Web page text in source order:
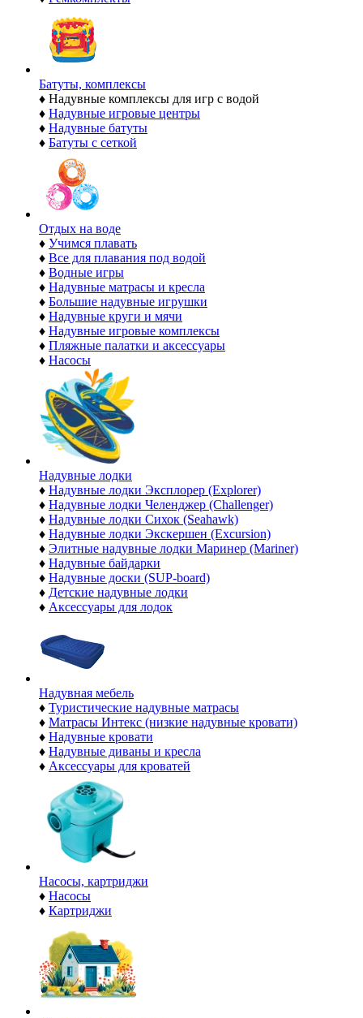
Батуты, комплексы
♦ Надувные комплексы для игр с водой
♦ Надувные игровые центры
♦ Надувные батуты
♦ Батуты с сеткой
Отдых на воде
♦ Учимся плавать
♦ Все для плавания под водой
♦ Водные игры
♦ Надувные матрасы и кресла
♦ Большие надувные игрушки
♦ Надувные круги и мячи
♦ Надувные игровые комплексы
♦ Пляжные палатки и аксессуары
♦ Насосы
Надувные лодки
♦ Надувные лодки Эксплорер (Explorer)
♦ Надувные лодки Челенджер (Challenger)
♦ Надувные лодки Сихок (Seahawk)
♦ Надувные лодки Экскершен (Excursion)
♦ Элитные надувные лодки Маринер (Mariner)
♦ Надувные байдарки
♦ Надувные доски (SUP-board)
♦ Детские надувные лодки
♦ Аксессуары для лодок
Надувная мебель
♦ Туристические надувные матрасы
♦ Матрасы Интекс (низкие надувные кровати)
♦ Надувные кровати
♦ Надувные диваны и кресла
♦ Аксессуары для кроватей
Насосы, картриджи
♦ Насосы
♦ Картриджи